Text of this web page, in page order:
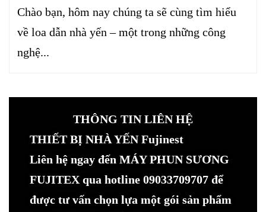
Chào bạn, hôm nay chúng ta sẽ cùng tìm hiểu
về loa dẫn nhà yến – một trong những công
nghệ...
THÔNG TIN LIÊN HỆ
THIẾT BỊ NHÀ YẾN Fujinest
Liên hệ ngay đến MÁY PHUN SƯƠNG
FUJITEX qua hotline 09033709707 để
được tư vấn chọn lựa một gói sản phẩm